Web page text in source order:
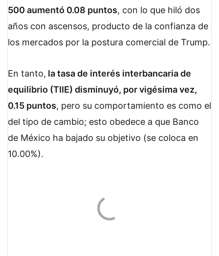
500 aumentó 0.08 puntos, con lo que hiló dos
años con ascensos, producto de la confianza de
los mercados por la postura comercial de Trump.
En tanto, la tasa de interés interbancaria de
equilibrio (TIIE) disminuyó, por vigésima vez,
0.15 puntos, pero su comportamiento es como el
del tipo de cambio; esto obedece a que Banco
de México ha bajado su objetivo (se coloca en
10.00%).